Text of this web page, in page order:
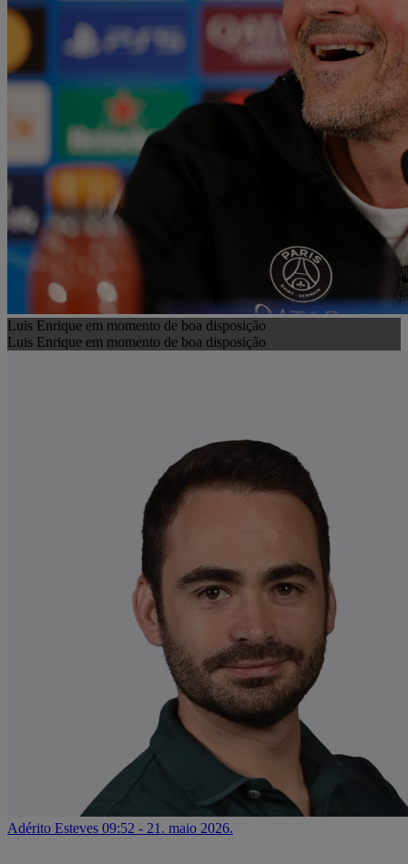
Luis Enrique em momento de boa disposição
Luis Enrique em momento de boa disposição
Adérito Esteves 09:52 - 21. maio 2026.